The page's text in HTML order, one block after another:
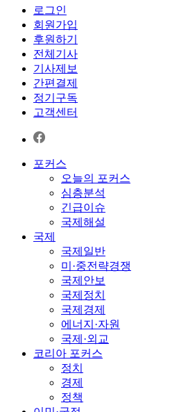
로그인
회원가입
후원하기
전체기사
기사제보
간편결제
정기구독
고객센터
포커스
오늘의 포커스
심층분석
긴급이슈
국제해설
국제
국제일반
미·중전략경쟁
국제안보
국제정치
국제경제
에너지·자원
국제·외교
코리아 포커스
정치
경제
정책